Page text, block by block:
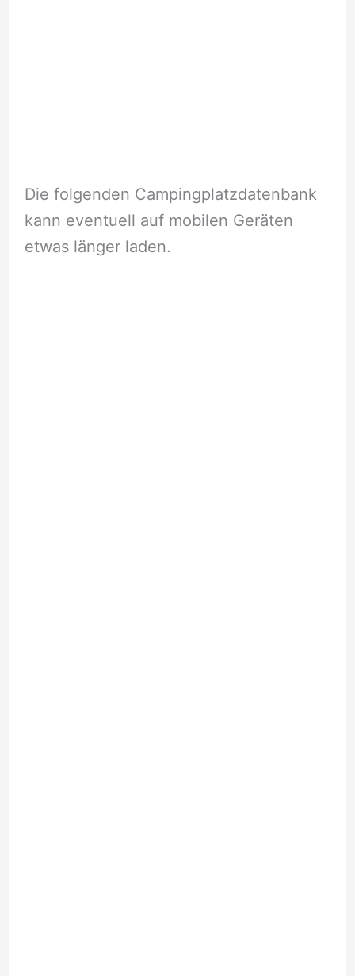
Die folgenden Campingplatzdatenbank
kann eventuell auf mobilen Geräten
etwas länger laden.